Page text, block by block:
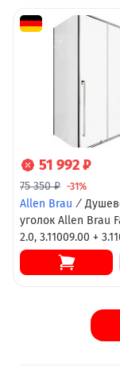
51 992 ₽
75 350 ₽ -31%
Allen Brau /
уголок Allen Brau
2.0, 3.11009.00 +
150 х 80 см, стекло
прозрачное,